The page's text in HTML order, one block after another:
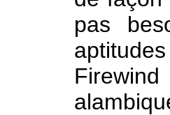
pas